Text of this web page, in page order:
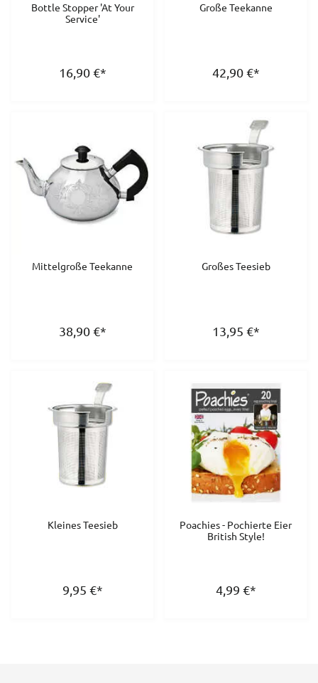
Bottle Stopper 'At Your
Service'
16,90€*
Große Teekanne
42,90€*
Mittelgroße Teekanne
38,90€*
Großes Teesieb
13,95 €*
Kleines Teesieb
9,95 €*
Poachies - Pochierte Eier
British Style!
4,99 €*